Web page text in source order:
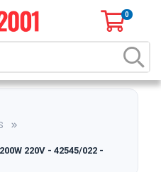
0
220V - 42545/022 -